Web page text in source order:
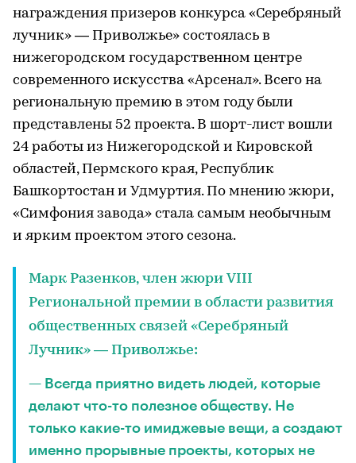
награждения призеров конкурса «Серебряный
лучник» — Приволжье» состоялась в
нижегородском государственном центре
современного искусства «Арсенал». Всего на
региональную премию в этом году были
представлены 52 проекта. В шорт-лист вошли
24 работы из Нижегородской и Кировской
областей, Пермского края, Республик
Башкортостан и Удмуртия. По мнению жюри,
«Симфония завода» стала самым необычным
и ярким проектом этого сезона.
Марк Разенков, член жюри VIII
Региональной премии в области развития
общественных связей «Серебряный
Лучник» — Приволжье:
— Всегда приятно видеть людей, которые
делают что-то полезное обществу. Не
только какие-то имиджевые вещи, а создают
именно прорывные проекты, которых не